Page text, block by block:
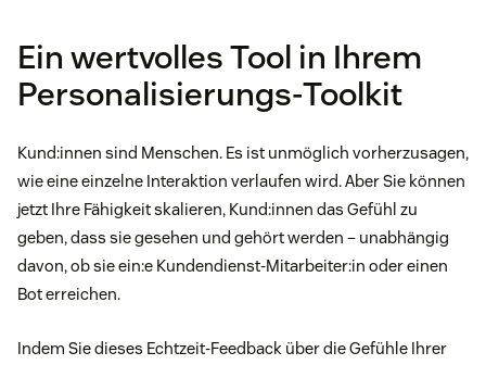
Ein wertvolles Tool in Ihrem
Personalisierungs-Toolkit
Kund:innen sind Menschen. Es ist unmöglich vorherzusagen,
wie eine einzelne Interaktion verlaufen wird. Aber Sie können
jetzt Ihre Fähigkeit skalieren, Kund:innen das Gefühl zu
geben, dass sie gesehen und gehört werden – unabhängig
davon, ob sie ein:e Kundendienst-Mitarbeiter:in oder einen
Bot erreichen.
Indem Sie dieses Echtzeit-Feedback über die Gefühle Ihrer